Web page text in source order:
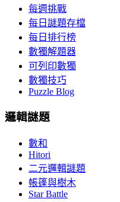
每週挑戰
每日謎題存檔
每日排行榜
數獨解題器
可列印數獨
數獨技巧
Puzzle Blog
邏輯謎題
數和
Hitori
二元邏輯謎題
帳篷與樹木
Star Battle